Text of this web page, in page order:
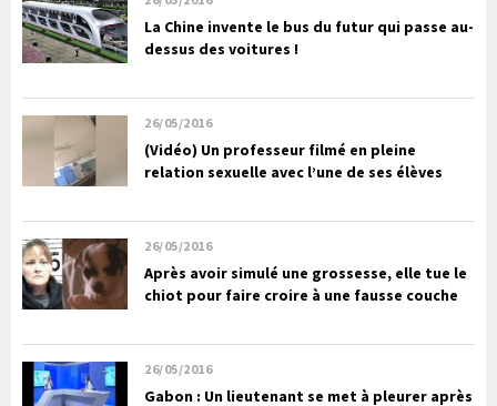
La Chine invente le bus du futur qui passe au-
dessus des voitures !
26/05/2016
(Vidéo) Un professeur filmé en pleine
relation sexuelle avec l’une de ses élèves
26/05/2016
Après avoir simulé une grossesse, elle tue le
chiot pour faire croire à une fausse couche
26/05/2016
Gabon : Un lieutenant se met à pleurer après